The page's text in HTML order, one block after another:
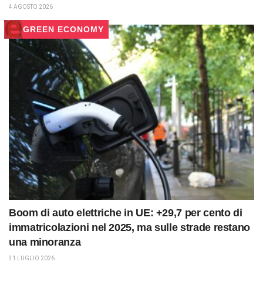
4 AGOSTO 2026
GREEN ECONOMY
Boom di auto elettriche in UE: +29,7 per cento di
immatricolazioni nel 2025, ma sulle strade restano
una minoranza
31 LUGLIO 2026